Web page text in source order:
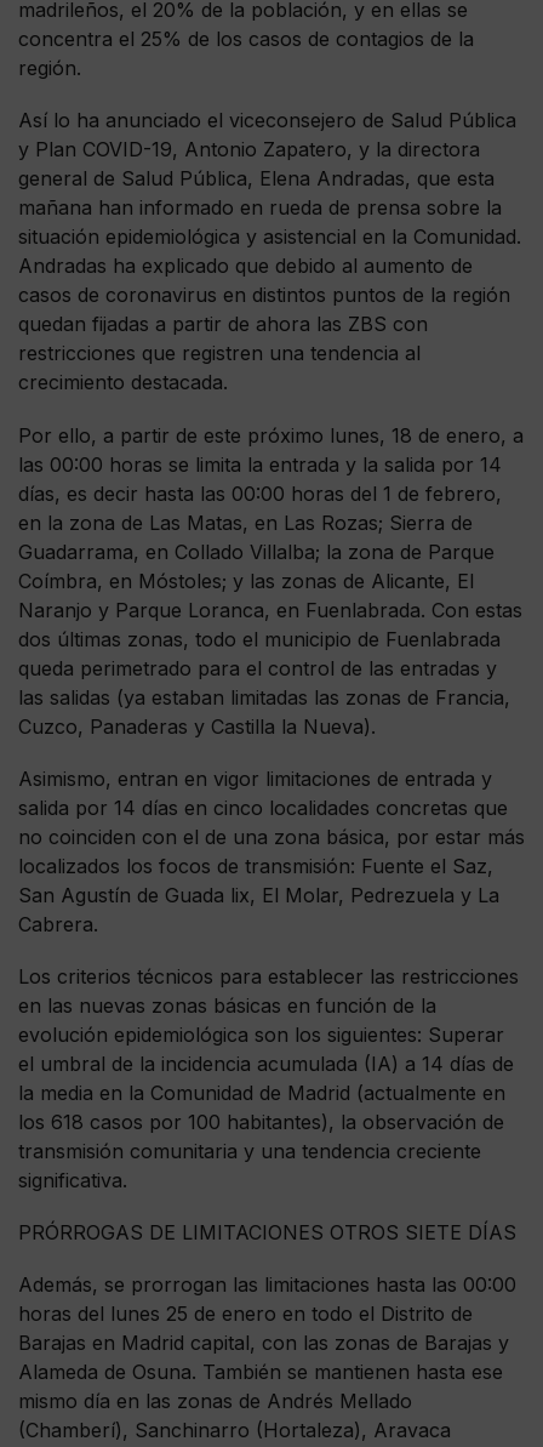
madrileños, el 20% de la población, y en ellas se
concentra el 25% de los casos de contagios de la
región.
Así lo ha anunciado el viceconsejero de Salud Pública
y Plan COVID-19, Antonio Zapatero, y la directora
general de Salud Pública, Elena Andradas, que esta
mañana han informado en rueda de prensa sobre la
situación epidemiológica y asistencial en la Comunidad.
Andradas ha explicado que debido al aumento de
casos de coronavirus en distintos puntos de la región
quedan fijadas a partir de ahora las ZBS con
restricciones que registren una tendencia al
crecimiento destacada.
Por ello, a partir de este próximo lunes, 18 de enero, a
las 00:00 horas se limita la entrada y la salida por 14
días, es decir hasta las 00:00 horas del 1 de febrero,
en la zona de Las Matas, en Las Rozas; Sierra de
Guadarrama, en Collado Villalba; la zona de Parque
Coímbra, en Móstoles; y las zonas de Alicante, El
Naranjo y Parque Loranca, en Fuenlabrada. Con estas
dos últimas zonas, todo el municipio de Fuenlabrada
queda perimetrado para el control de las entradas y
las salidas (ya estaban limitadas las zonas de Francia,
Cuzco, Panaderas y Castilla la Nueva).
Asimismo, entran en vigor limitaciones de entrada y
salida por 14 días en cinco localidades concretas que
no coinciden con el de una zona básica, por estar más
localizados los focos de transmisión: Fuente el Saz,
San Agustín de Guada lix, El Molar, Pedrezuela y La
Cabrera.
Los criterios técnicos para establecer las restricciones
en las nuevas zonas básicas en función de la
evolución epidemiológica son los siguientes: Superar
el umbral de la incidencia acumulada (IA) a 14 días de
la media en la Comunidad de Madrid (actualmente en
los 618 casos por 100 habitantes), la observación de
transmisión comunitaria y una tendencia creciente
significativa.
PRÓRROGAS DE LIMITACIONES OTROS SIETE DÍAS
Además, se prorrogan las limitaciones hasta las 00:00
horas del lunes 25 de enero en todo el Distrito de
Barajas en Madrid capital, con las zonas de Barajas y
Alameda de Osuna. También se mantienen hasta ese
mismo día en las zonas de Andrés Mellado
(Chamberí), Sanchinarro (Hortaleza), Aravaca